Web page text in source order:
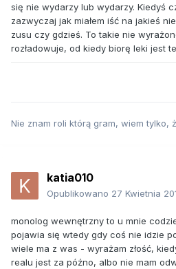
się nie wydarzy lub wydarzy. Kiedyś
zazwyczaj jak miałem iść na jakieś
zusu czy gdzieś. To takie nie
rozładowuje, od kiedy biorę leki jest
Nie znam roli którą gram, wiem tylko,
katia010
Opublikowano 27 Kwietnia
monolog wewnętrzny to u mnie
pojawia się wtedy gdy coś nie idzie
wiele ma z was - wyrażam złość,
realu jest za późno, albo nie mam